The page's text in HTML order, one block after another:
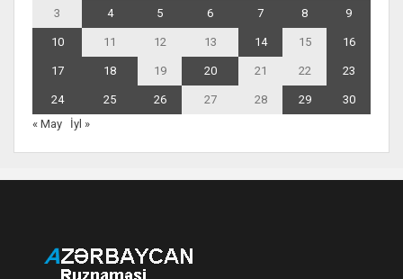
3 4 5 6 7 8 9
10 11 12 13 14 15 16
17 18 19 20 21 22 23
24 25 26 27 28 29
30
« May
İyl »